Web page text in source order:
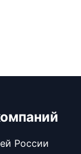
России